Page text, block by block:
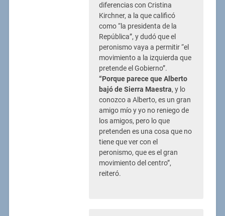
diferencias con Cristina
Kirchner, a la que calificó
como “la presidenta de la
República”, y dudó que el
peronismo vaya a permitir “el
movimiento a la izquierda que
pretende el Gobierno”.
“Porque parece que Alberto
bajó de Sierra Maestra, y lo
conozco a Alberto, es un gran
amigo mío y yo no reniego de
los amigos, pero lo que
pretenden es una cosa que no
tiene que ver con el
peronismo, que es el gran
movimiento del centro”,
reiteró.